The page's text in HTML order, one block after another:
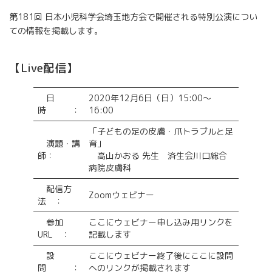
第181回 日本小児科学会埼玉地方会で開催される特別公演につい
ての情報を掲載します。
【Live配信】
日
時 ：
2020年12月6日（日）15:00〜
16:00
演題・講
師：
「子どもの足の皮膚・爪トラブルと足
育」
高山かおる 先生 済生会川口総合
病院皮膚科
配信方
法 ：
Zoomウェビナー
参加
URL ：
ここにウェビナー申し込み用リンクを
記載します
設
問 ：
ここにウェビナー終了後にここに設問
へのリンクが掲載されます